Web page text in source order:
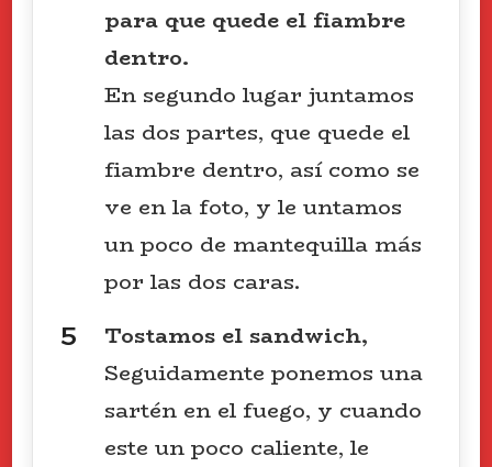
para que quede el fiambre
dentro.
En segundo lugar juntamos
las dos partes, que quede el
fiambre dentro, así como se
ve en la foto, y le untamos
un poco de mantequilla más
por las dos caras.
Tostamos el sandwich,
Seguidamente ponemos una
sartén en el fuego, y cuando
este un poco caliente, le